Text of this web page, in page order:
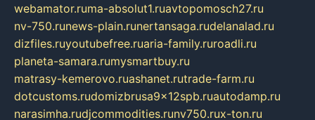
webamator.ruma-absolut1.ruavtopomosch27.ru
nv-750.runews-plain.runertansaga.rudelanalad.ru
dizfiles.ruyoutubefree.ruaria-family.ruroadli.ru
planeta-samara.rumysmartbuy.ru
matrasy-kemerovo.ruashanet.rutrade-farm.ru
dotcustoms.rudomizbrusa9x12spb.ruautodamp.ru
narasimha.rudjcommodities.runv750.rux-ton.ru